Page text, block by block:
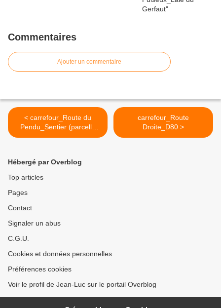
Commentaires
Ajouter un commentaire
< carrefour_Route du
Pendu_Sentier (parcelle
768)
carrefour_Route
Droite_D80 >
Hébergé par Overblog
Top articles
Pages
Contact
Signaler un abus
C.G.U.
Cookies et données personnelles
Préférences cookies
Voir le profil de Jean-Luc sur le portail Overblog